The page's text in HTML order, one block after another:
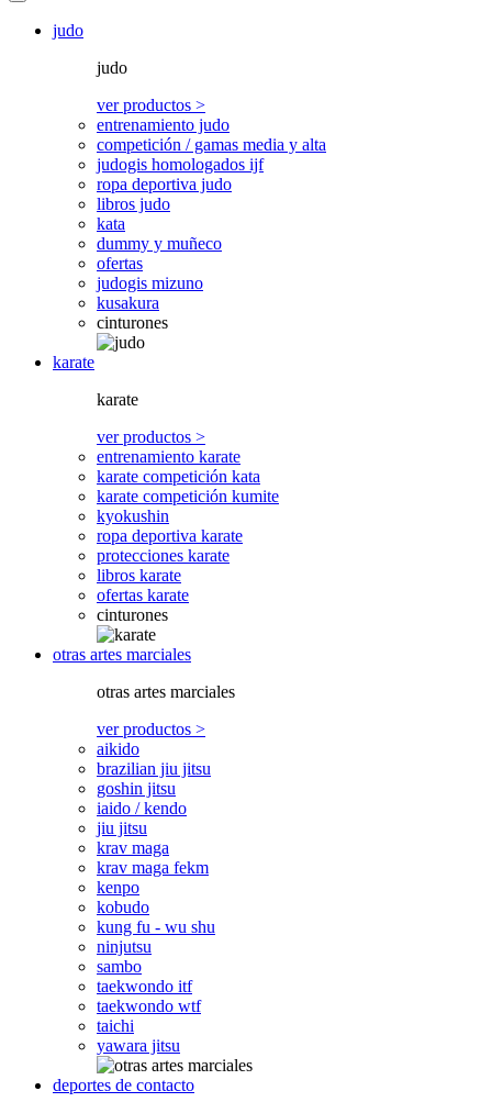
judo
judo
ver productos >
entrenamiento judo
competición / gamas media y alta
judogis homologados ijf
ropa deportiva judo
libros judo
kata
dummy y muñeco
ofertas
judogis mizuno
kusakura
cinturones
karate
karate
ver productos >
entrenamiento karate
karate competición kata
karate competición kumite
kyokushin
ropa deportiva karate
protecciones karate
libros karate
ofertas karate
cinturones
otras artes marciales
otras artes marciales
ver productos >
aikido
brazilian jiu jitsu
goshin jitsu
iaido / kendo
jiu jitsu
krav maga
krav maga fekm
kenpo
kobudo
kung fu - wu shu
ninjutsu
sambo
taekwondo itf
taekwondo wtf
taichi
yawara jitsu
deportes de contacto